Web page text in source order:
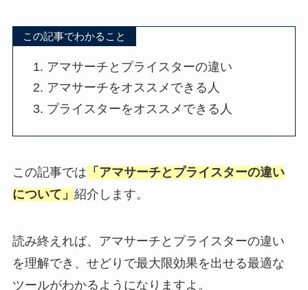
この記事でわかること
アマサーチとプライスターの違い
アマサーチをオススメできる人
プライスターをオススメできる人
この記事では 「アマサーチとプライスターの違い
について」 紹介します。
読み終えれば、アマサーチとプライスターの違い
を理解でき、せどりで最大限効果を出せる最適な
ツールがわかるようになりますよ。